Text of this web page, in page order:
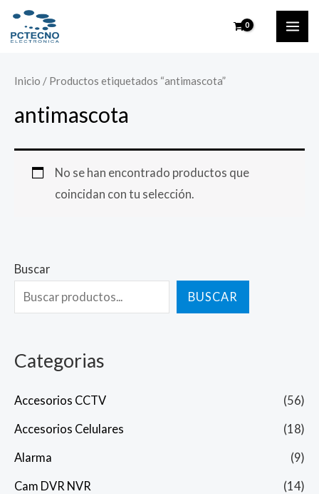
Buscar
BUSCAR
Categorias
Accesorios CCTV (56)
Accesorios Celulares (18)
Alarma (9)
Cam DVR NVR (14)
Inicio / Productos etiquetados “antimascota”
antimascota
No se han encontrado productos que
coincidan con tu selección.